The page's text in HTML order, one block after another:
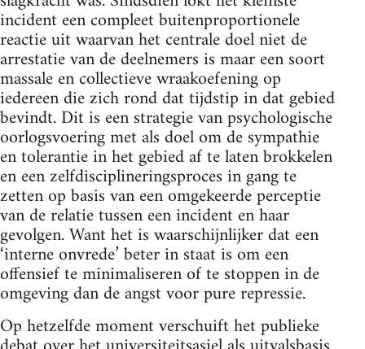
incident een compleet buitenproportionele
reactie uit waarvan het centrale doel niet de
arrestatie van de deelnemers is maar een soort
massale en collectieve wraakoefening op
iedereen die zich rond dat tijdstip in dat gebied
bevindt. Dit is een strategie van psychologische
oorlogsvoering met als doel om de sympathie
en tolerantie in het gebied af te laten brokkelen
en een zelfdisciplineringsproces in gang te
zetten op basis van een omgekeerde perceptie
van de relatie tussen een incident en haar
gevolgen. Want het is waarschijnlijker dat een
‘interne onvrede’ beter in staat is om een
offensief te minimaliseren of te stoppen in de
omgeving dan de angst voor pure repressie.
Op hetzelfde moment verschuift het publieke